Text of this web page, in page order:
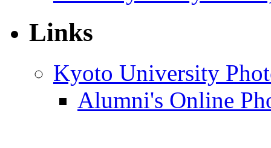
Links
Kyoto University
Alumni's Online